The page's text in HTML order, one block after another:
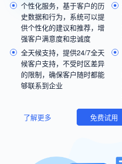
个性化服务，基于客户的历
史数据和行为，系统可以提
供个性化的建议和推荐，增
强客户满意度和忠诚度
全天候支持，提供24/7全天
候客户支持，不受时区差异
的限制，确保客户随时都能
够联系到企业
了解更多 免费试用